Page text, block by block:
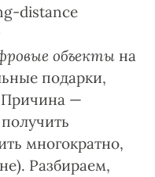
distance
объекты на
подарки,
Причина —
многократно,
Разбираем,